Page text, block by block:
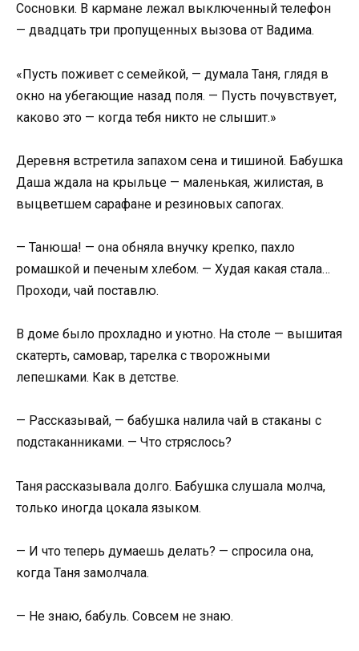
Сосновки. В кармане лежал выключенный телефон
— двадцать три пропущенных вызова от Вадима.
«Пусть поживет с семейкой, — думала Таня, глядя в
окно на убегающие назад поля. — Пусть почувствует,
каково это — когда тебя никто не слышит.»
Деревня встретила запахом сена и тишиной. Бабушка
Даша ждала на крыльце — маленькая, жилистая, в
выцветшем сарафане и резиновых сапогах.
— Танюша! — она обняла внучку крепко, пахло
ромашкой и печеным хлебом. — Худая какая стала…
Проходи, чай поставлю.
В доме было прохладно и уютно. На столе — вышитая
скатерть, самовар, тарелка с творожными
лепешками. Как в детстве.
— Рассказывай, — бабушка налила чай в стаканы с
подстаканниками. — Что стряслось?
Таня рассказывала долго. Бабушка слушала молча,
только иногда цокала языком.
— И что теперь думаешь делать? — спросила она,
когда Таня замолчала.
— Не знаю, бабуль. Совсем не знаю.